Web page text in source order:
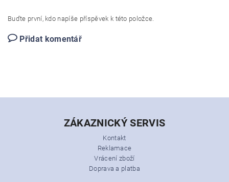
Buďte první, kdo napíše příspěvek k této položce.
Přidat komentář
ZÁKAZNICKÝ SERVIS
Kontakt
Reklamace
Vrácení zboží
Doprava a platba